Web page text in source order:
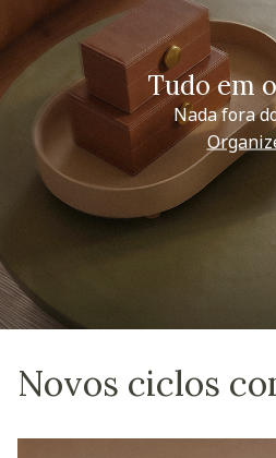
Tudo em
Nada fora
Novos ciclos